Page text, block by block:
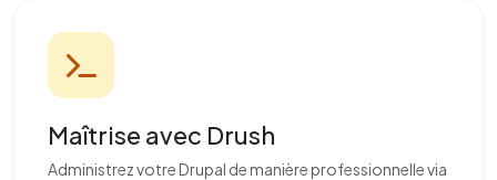
Maîtrise avec Drush
Administrez votre Drupal de manière professionnelle via